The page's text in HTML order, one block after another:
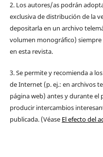
2. Los autores/as podrán
exclusiva de distribución de la
depositarla en un archivo
volumen monográfico)
en esta revista.
3. Se permite y recomienda a
de Internet (p. ej.: en archivos
página web) antes y durante el
producir intercambios
publicada. (Véase El efecto del